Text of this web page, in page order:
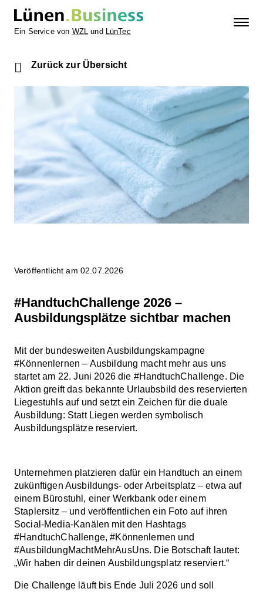
Ein Service von WZL und LünTec
Zurück zur Übersicht
Veröffentlicht am 02.07.2026
#HandtuchChallenge 2026 –
Ausbildungsplätze sichtbar machen
Mit der bundesweiten Ausbildungskampagne
#Könnenlernen – Ausbildung macht mehr aus uns
startet am 22. Juni 2026 die #HandtuchChallenge. Die
Aktion greift das bekannte Urlaubsbild des reservierten
Liegestuhls auf und setzt ein Zeichen für die duale
Ausbildung: Statt Liegen werden symbolisch
Ausbildungsplätze reserviert.
Unternehmen platzieren dafür ein Handtuch an einem
zukünftigen Ausbildungs- oder Arbeitsplatz – etwa auf
einem Bürostuhl, einer Werkbank oder einem
Staplersitz – und veröffentlichen ein Foto auf ihren
Social-Media-Kanälen mit den Hashtags
#HandtuchChallenge, #Könnenlernen und
#AusbildungMachtMehrAusUns. Die Botschaft lautet:
„Wir haben dir deinen Ausbildungsplatz reserviert.“
Die Challenge läuft bis Ende Juli 2026 und soll